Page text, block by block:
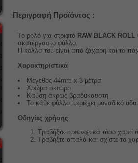
Περιγραφή Προϊόντος :
Το ρολό για στριφτό RAW BLACK
ακατέργαστο φύλλο.
Η κόλλα του είναι από ζάχαρη και το
Χαρακτηριστικά
Μέγεθος 44mm x 3 μέτρα
Χρώμα σκούρο
Καύση άκρως βραδύκαυστη
Το κάθε φύλλο περιέχει μοναδικό
Οδηγίες χρήσης
Τραβήξτε προσεχτικά τόσο χαρτί
Τραβήξτε απαλά και σχίστε το